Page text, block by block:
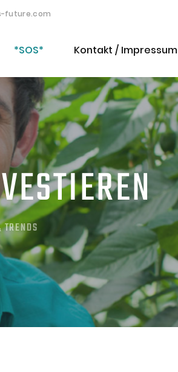
future.com
*SOS* Kontakt / Impressum